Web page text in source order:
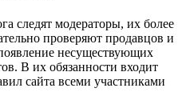
следят модераторы, их более
проверяют продавцов и
несуществующих
В их обязанности входит
сайта всеми участниками